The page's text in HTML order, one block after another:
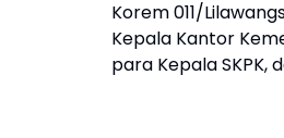
Korem 011/
Kepala Kantor
para Kepala SKPK,